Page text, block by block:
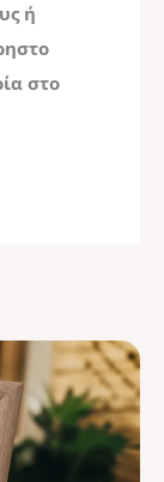
ή
στο